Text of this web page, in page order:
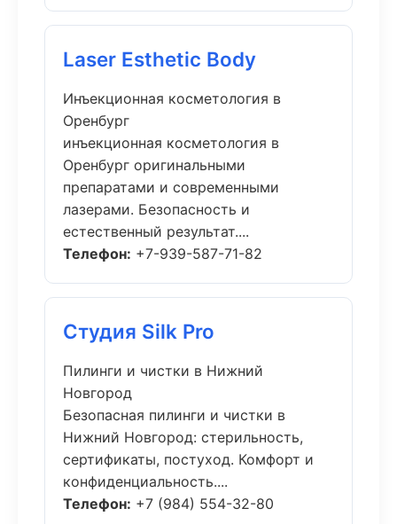
Laser Esthetic Body
Инъекционная косметология в
Оренбург
инъекционная косметология в
Оренбург оригинальными
препаратами и современными
лазерами. Безопасность и
естественный результат....
Телефон: +7-939-587-71-82
Студия Silk Pro
Пилинги и чистки в Нижний
Новгород
Безопасная пилинги и чистки в
Нижний Новгород: стерильность,
сертификаты, постуход. Комфорт и
конфиденциальность....
Телефон: +7 (984) 554-32-80